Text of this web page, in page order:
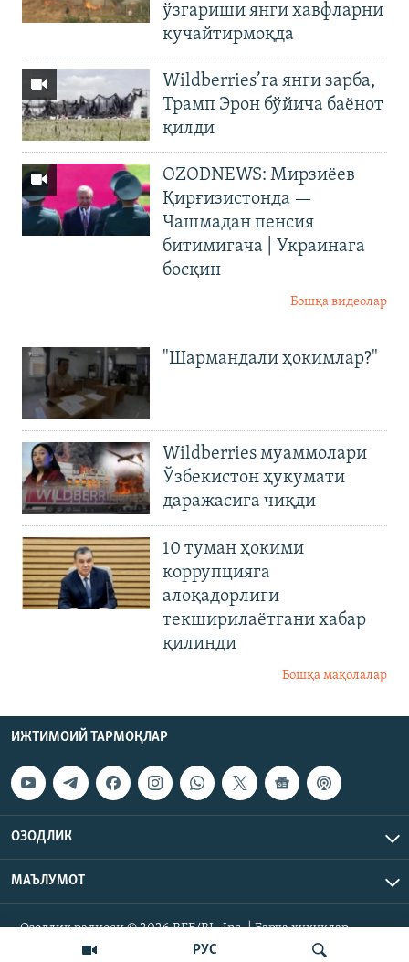
РУС
ўзгариши янги хавфларни
кучайтирмоқда
Wildberries’га янги зарба,
Трамп Эрон бўйича баёнот
қилди
OZODNEWS: Мирзиёев
Қирғизистонда —
Чашмадан пенсия
битимигача | Украинага
босқин
Бошқа видеолар
"Шармандали ҳокимлар?"
Wildberries муаммолари
Ўзбекистон ҳукумати
даражасига чиқди
10 туман ҳокими
коррупцияга
алоқадорлиги
текширилаётгани хабар
қилинди
Бошқа мақолалар
ИЖТИМОИЙ ТАРМОҚЛАР
ОЗОДЛИК
МАЪЛУМОТ
Озодлик радиоси © 2026 RFE/RL, Inc. | Барча ҳуқуқлар
ҳимояланган.